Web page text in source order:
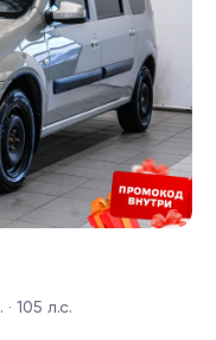
105 л.с.